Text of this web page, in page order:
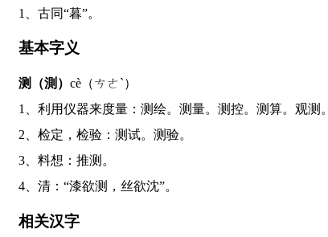
1、古同“暮”。
基本字义
测（測） cè（ㄘㄜˋ）
1、利用仪器来度量：测绘。测量。测控。测算。观测。
2、检定，检验：测试。测验。
3、料想：推测。
4、清：“漆欲测，丝欲沈”。
相关汉字